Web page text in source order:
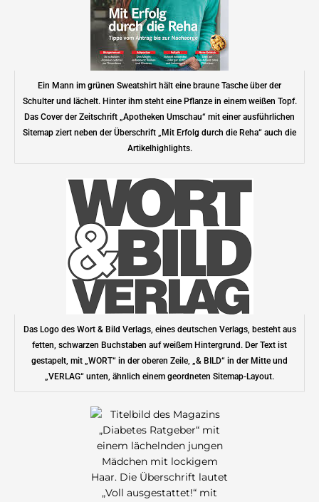
Ein Mann im grünen Sweatshirt hält eine braune Tasche über der
Schulter und lächelt. Hinter ihm steht eine Pflanze in einem weißen Topf.
Das Cover der Zeitschrift „Apotheken Umschau“ mit einer ausführlichen
Sitemap ziert neben der Überschrift „Mit Erfolg durch die Reha“ auch die
Artikelhighlights.
Das Logo des Wort & Bild Verlags, eines deutschen Verlags, besteht aus
fetten, schwarzen Buchstaben auf weißem Hintergrund. Der Text ist
gestapelt, mit „WORT“ in der oberen Zeile, „& BILD“ in der Mitte und
„VERLAG“ unten, ähnlich einem geordneten Sitemap-Layout.